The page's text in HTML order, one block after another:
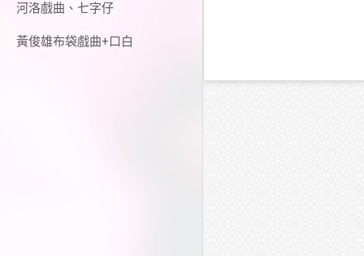
河洛戲曲、七字仔
黃俊雄布袋戲曲+口白